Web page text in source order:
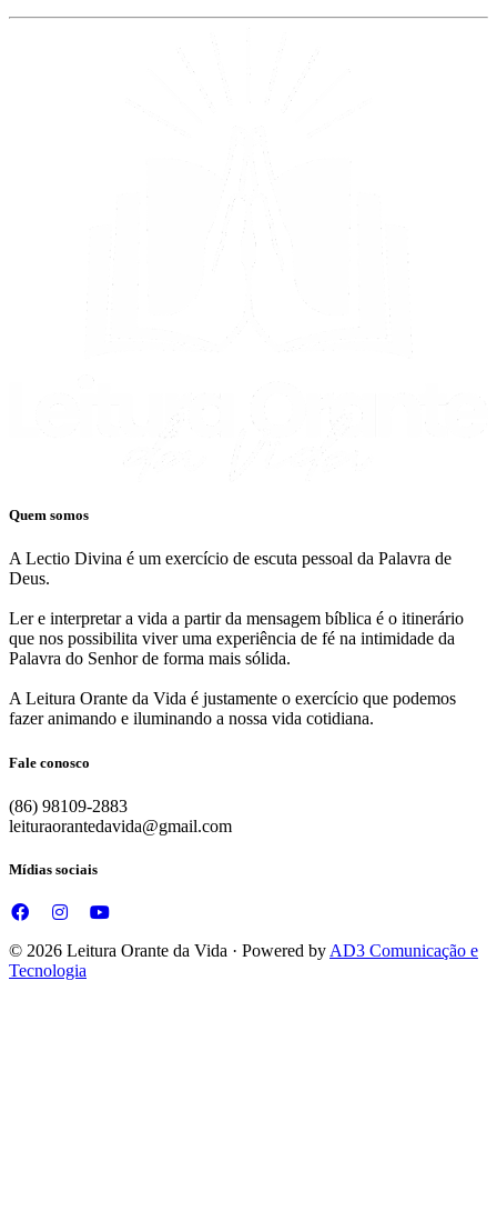
Quem somos
A Lectio Divina é um exercício de escuta pessoal da Palavra de
Deus.
Ler e interpretar a vida a partir da mensagem bíblica é o itinerário
que nos possibilita viver uma experiência de fé na intimidade da
Palavra do Senhor de forma mais sólida.
A Leitura Orante da Vida é justamente o exercício que podemos
fazer animando e iluminando a nossa vida cotidiana.
Fale conosco
(86) 98109-2883
leituraorantedavida@gmail.com
Mídias sociais
© 2026 Leitura Orante da Vida · Powered by AD3 Comunicação e
Tecnologia